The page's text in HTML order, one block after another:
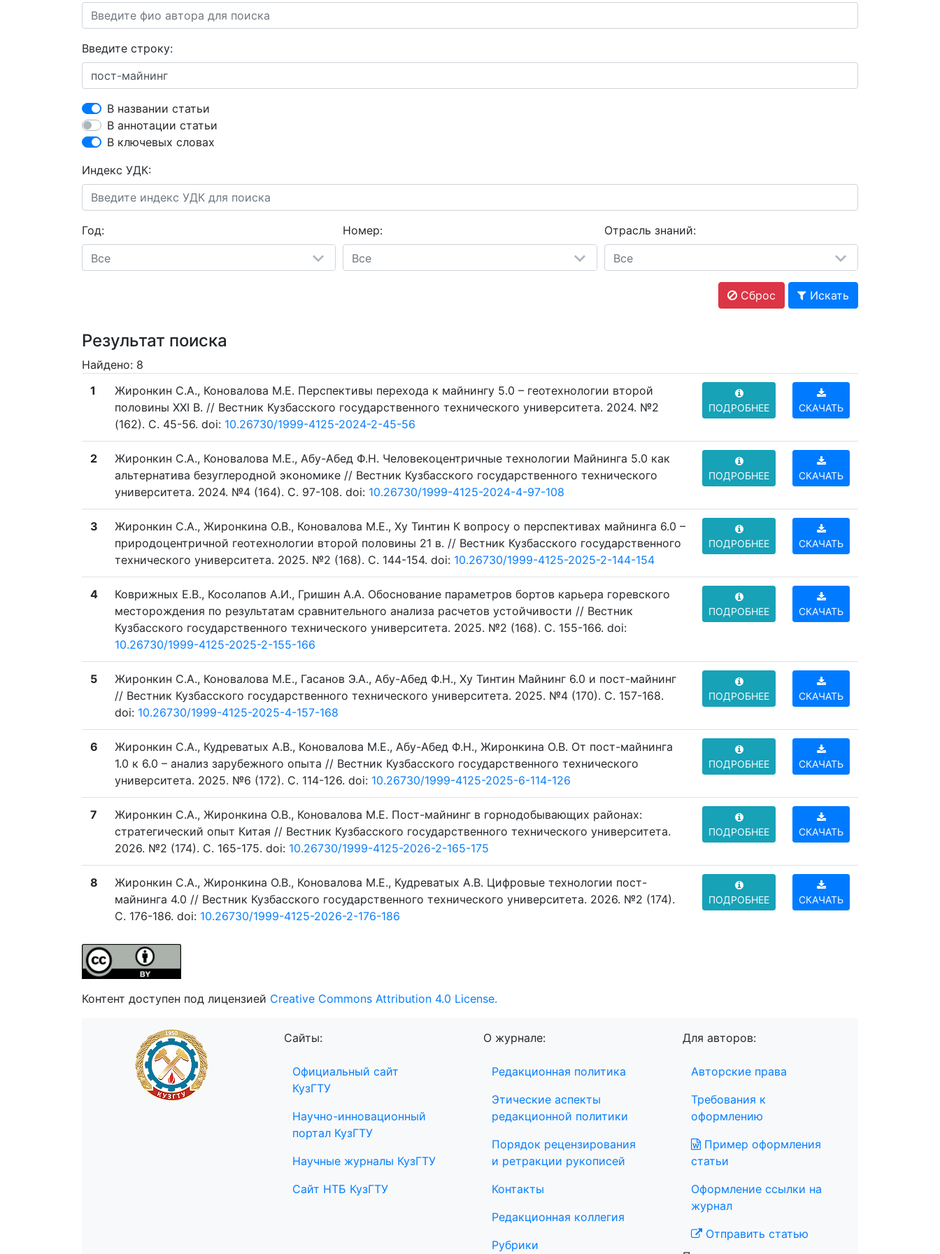
Введите строку:
В названии статьи
В аннотации статьи
В ключевых словах
Индекс УДК:
Год:
Все
Номер:
Все
Отрасль знаний:
Все
Сброс Искать
Результат поиска
Найдено: 8
1
Жиронкин С.А., Коновалова М.Е. Перспективы перехода к майнингу 5.0 – геотехнологии второй
половины XXI В. // Вестник Кузбасского государственного технического университета. 2024. №2
(162). C. 45-56. doi: 10.26730/1999-4125-2024-2-45-56
ПОДРОБНЕЕ СКАЧАТЬ
2
Жиронкин С.А., Коновалова М.Е., Абу-Абед Ф.Н. Человекоцентричные технологии Майнинга 5.0 как
альтернатива безуглеродной экономике // Вестник Кузбасского государственного технического
университета. 2024. №4 (164). C. 97-108. doi: 10.26730/1999-4125-2024-4-97-108
ПОДРОБНЕЕ СКАЧАТЬ
3
Жиронкин С.А., Жиронкина О.В., Коновалова М.Е., Ху Тинтин К вопросу о перспективах майнинга 6.0 –
природоцентричной геотехнологии второй половины 21 в. // Вестник Кузбасского государственного
технического университета. 2025. №2 (168). C. 144-154. doi: 10.26730/1999-4125-2025-2-144-154
ПОДРОБНЕЕ СКАЧАТЬ
4
Коврижных Е.В., Косолапов А.И., Гришин А.А. Обоснование параметров бортов карьера горевского
месторождения по результатам сравнительного анализа расчетов устойчивости // Вестник
Кузбасского государственного технического университета. 2025. №2 (168). C. 155-166. doi:
10.26730/1999-4125-2025-2-155-166
ПОДРОБНЕЕ СКАЧАТЬ
5
Жиронкин С.А., Коновалова М.Е., Гасанов Э.А., Абу-Абед Ф.Н., Ху Тинтин Майнинг 6.0 и пост-майнинг
// Вестник Кузбасского государственного технического университета. 2025. №4 (170). C. 157-168.
doi: 10.26730/1999-4125-2025-4-157-168
ПОДРОБНЕЕ СКАЧАТЬ
6
Жиронкин С.А., Кудреватых А.В., Коновалова М.Е., Абу-Абед Ф.Н., Жиронкина О.В. От пост-майнинга
1.0 к 6.0 – анализ зарубежного опыта // Вестник Кузбасского государственного технического
университета. 2025. №6 (172). C. 114-126. doi: 10.26730/1999-4125-2025-6-114-126
ПОДРОБНЕЕ СКАЧАТЬ
7
Жиронкин С.А., Жиронкина О.В., Коновалова М.Е. Пост-майнинг в горнодобывающих районах:
стратегический опыт Китая // Вестник Кузбасского государственного технического университета.
2026. №2 (174). C. 165-175. doi: 10.26730/1999-4125-2026-2-165-175
ПОДРОБНЕЕ СКАЧАТЬ
8
Жиронкин С.А., Жиронкина О.В., Коновалова М.Е., Кудреватых А.В. Цифровые технологии пост-
майнинга 4.0 // Вестник Кузбасского государственного технического университета. 2026. №2 (174).
C. 176-186. doi: 10.26730/1999-4125-2026-2-176-186
ПОДРОБНЕЕ СКАЧАТЬ
Контент доступен под лицензией Creative Commons Attribution 4.0 License.
Сайты:
Официальный сайт
КузГТУ
Научно-инновационный
портал КузГТУ
Научные журналы КузГТУ
Сайт НТБ КузГТУ
О журнале:
Редакционная политика
Этические аспекты
редакционной политики
Порядок рецензирования
и ретракции рукописей
Контакты
Редакционная коллегия
Рубрики
Для авторов:
Авторские права
Требования к
оформлению
Пример оформления
статьи
Оформление ссылки на
журнал
Отправить статью